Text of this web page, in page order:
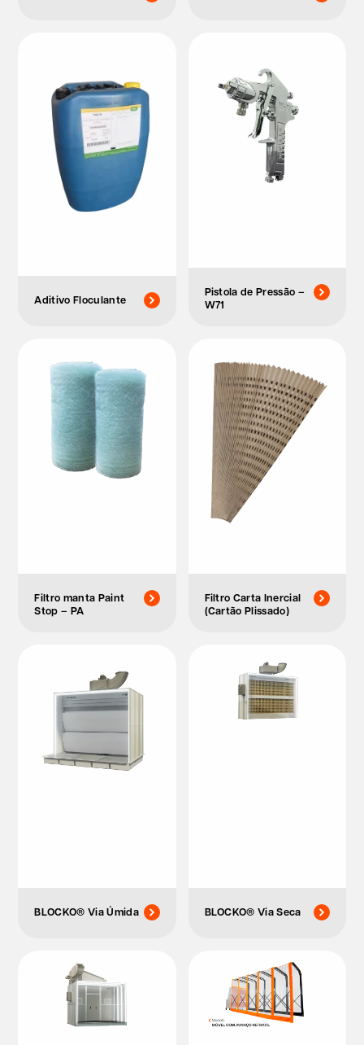
Aditivo Floculante
Pistola de Pressão –
W71
Filtro manta Paint
Stop – PA
Filtro Carta Inercial
(Cartão Plissado)
BLOCKO® Via Úmida BLOCKO® Via Seca